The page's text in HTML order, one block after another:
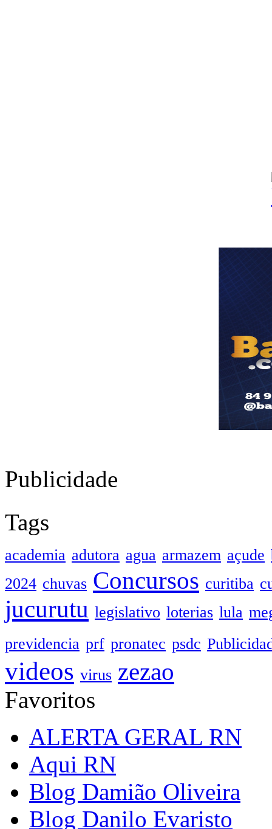
Publicidade
Tags
academia adutora agua armazem açude
2024 chuvas Concursos curitiba
jucurutu legislativo loterias lula
previdencia prf pronatec psdc
videos virus zezao
Favoritos
ALERTA GERAL RN
Aqui RN
Blog Damião Oliveira
Blog Danilo Evaristo